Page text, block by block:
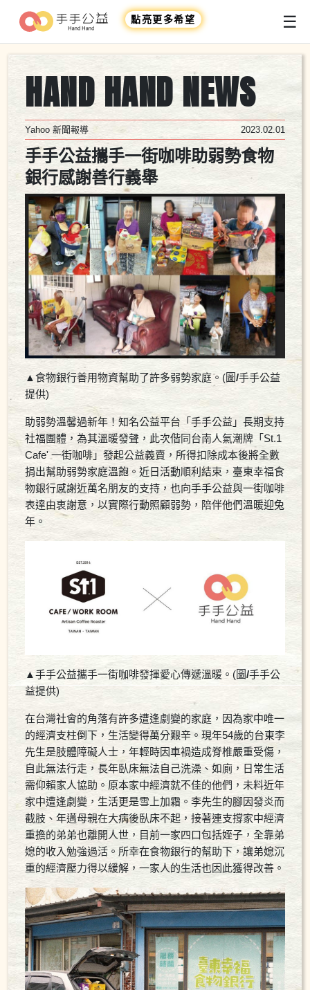
點亮更多希望 ☰
HAND HAND NEWS
Yahoo 新聞報導 2023.02.01
手手公益攜手一街咖啡助弱勢食物
銀行感謝善行義舉
▲食物銀行善用物資幫助了許多弱勢家庭。(圖/手手公益
提供)
助弱勢溫馨過新年！知名公益平台「手手公益」長期支持
社福團體，為其溫暖發聲，此次偕同台南人氣潮牌「St.1
Cafe' 一街咖啡」發起公益義賣，所得扣除成本後將全數
捐出幫助弱勢家庭溫飽。近日活動順利結束，臺東幸福食
物銀行感謝近萬名朋友的支持，也向手手公益與一街咖啡
表達由衷謝意，以實際行動照顧弱勢，陪伴他們溫暖迎兔
年。
▲手手公益攜手一街咖啡發揮愛心傳遞溫暖。(圖/手手公
益提供)
在台灣社會的角落有許多遭逢劇變的家庭，因為家中唯一
的經濟支柱倒下，生活變得萬分艱辛。現年54歲的台東李
先生是肢體障礙人士，年輕時因車禍造成脊椎嚴重受傷，
自此無法行走，長年臥床無法自己洗澡、如廁，日常生活
需仰賴家人協助。原本家中經濟就不佳的他們，未料近年
家中遭逢劇變，生活更是雪上加霜。李先生的腳因發炎而
截肢、年邁母親在大病後臥床不起，接著連支撐家中經濟
重擔的弟弟也離開人世，目前一家四口包括姪子，全靠弟
媳的收入勉強過活。所幸在食物銀行的幫助下，讓弟媳沉
重的經濟壓力得以緩解，一家人的生活也因此獲得改善。